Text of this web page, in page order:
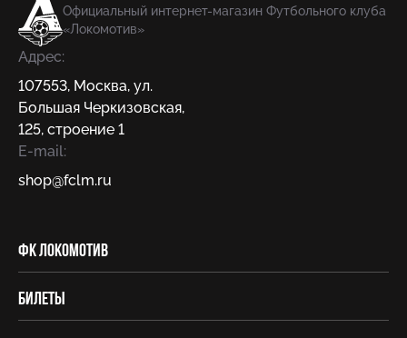
Официальный интернет-магазин Футбольного клуба
«Локомотив»
Адрес:
107553, Москва, ул.
Большая Черкизовская,
125, строение 1
E-mail:
shop@fсlm.ru
ФК Локомотив
Билеты